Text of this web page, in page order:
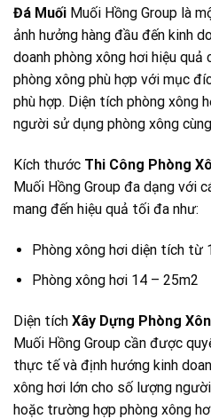
Đá Muối Muối Hồng Group là
ảnh hưởng hàng đầu đến kinh
doanh phòng xông hơi hiệu
phòng xông phù hợp với mục
phù hợp. Diện tích phòng xông
người sử dụng phòng xông
Kích thước Thi Công Phòng
Muối Hồng Group đa dạng với
mang đến hiệu quả tối đa như:
Phòng xông hơi diện tích từ
Phòng xông hơi 14 – 25m2
Diện tích Xây Dựng Phòng
Muối Hồng Group cần được
thực tế và định hướng kinh
xông hơi lớn cho số lượng
hoặc trường hợp phòng xông